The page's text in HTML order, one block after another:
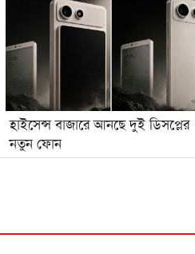
হাইসেন্স বাজারে আনছে দুই ডিসপ্লের
নতুন ফোন